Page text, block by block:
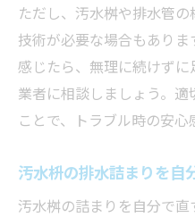
ただし、汚水桝や排水管
技術が必要な場合もあり
感じたら、無理に続けず
業者に相談しましょう。
ことで、トラブル時の安心
汚水枡の排水詰まりを自
汚水桝の詰まりを自分で